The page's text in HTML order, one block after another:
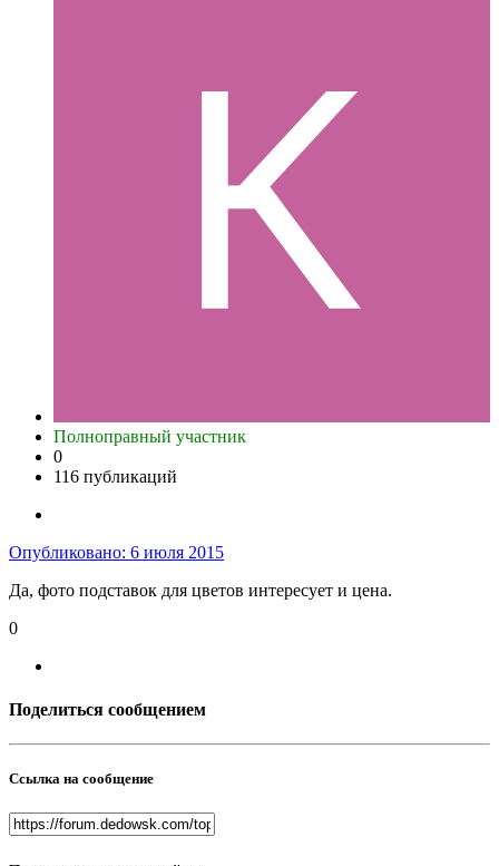
Полноправный участник
0
116 публикаций
Опубликовано: 6 июля 2015
Да, фото подставок для цветов интересует и цена.
0
Поделиться сообщением
Ссылка на сообщение